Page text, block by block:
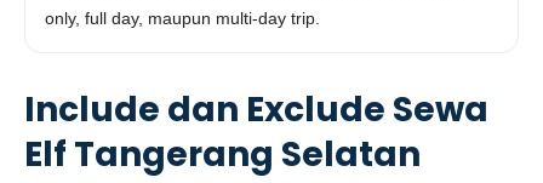
only, full day, maupun multi-day trip.
Include dan Exclude Sewa
Elf Tangerang Selatan